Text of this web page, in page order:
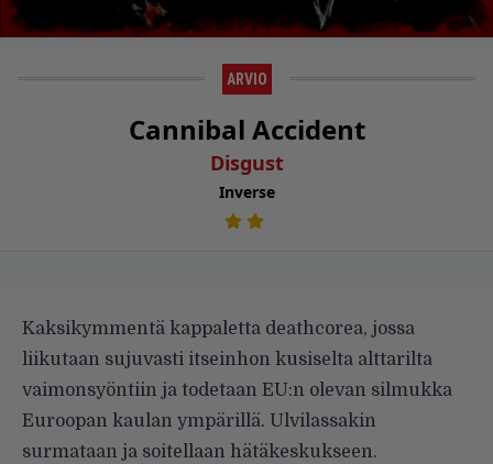
ARVIO
Cannibal Accident
Disgust
Inverse
Kaksikymmentä kappaletta deathcorea, jossa
liikutaan sujuvasti itseinhon kusiselta alttarilta
vaimonsyöntiin ja todetaan EU:n olevan silmukka
Euroopan kaulan ympärillä. Ulvilassakin
surmataan ja soitellaan hätäkeskukseen.